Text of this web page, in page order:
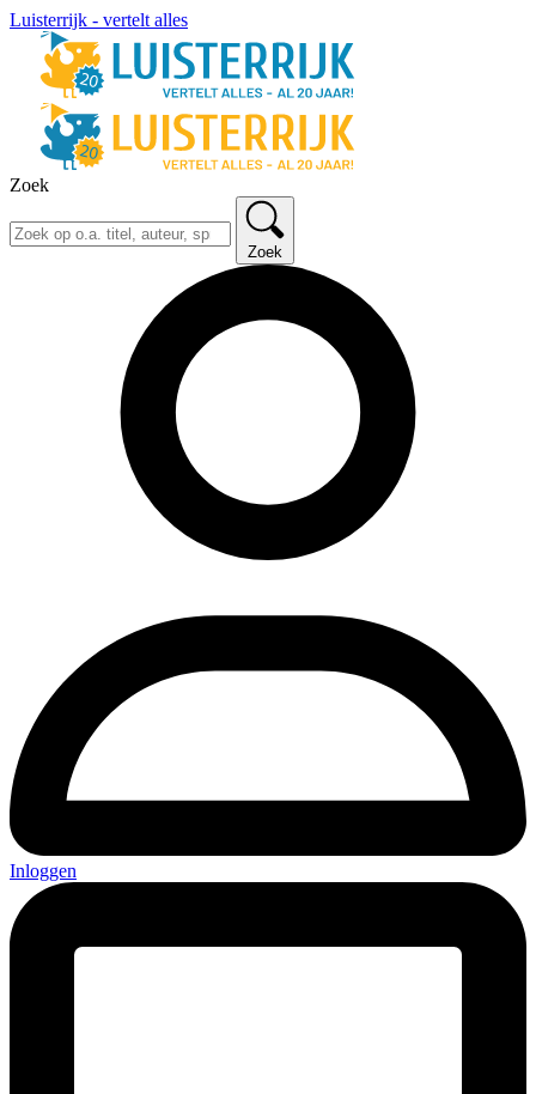
Luisterrijk - vertelt alles
Zoek
Zoek
Inloggen